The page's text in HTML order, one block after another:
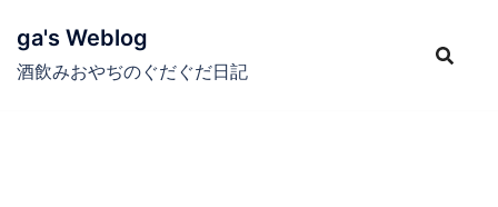
ga's Weblog
酒飲みおやぢのぐだぐだ日記